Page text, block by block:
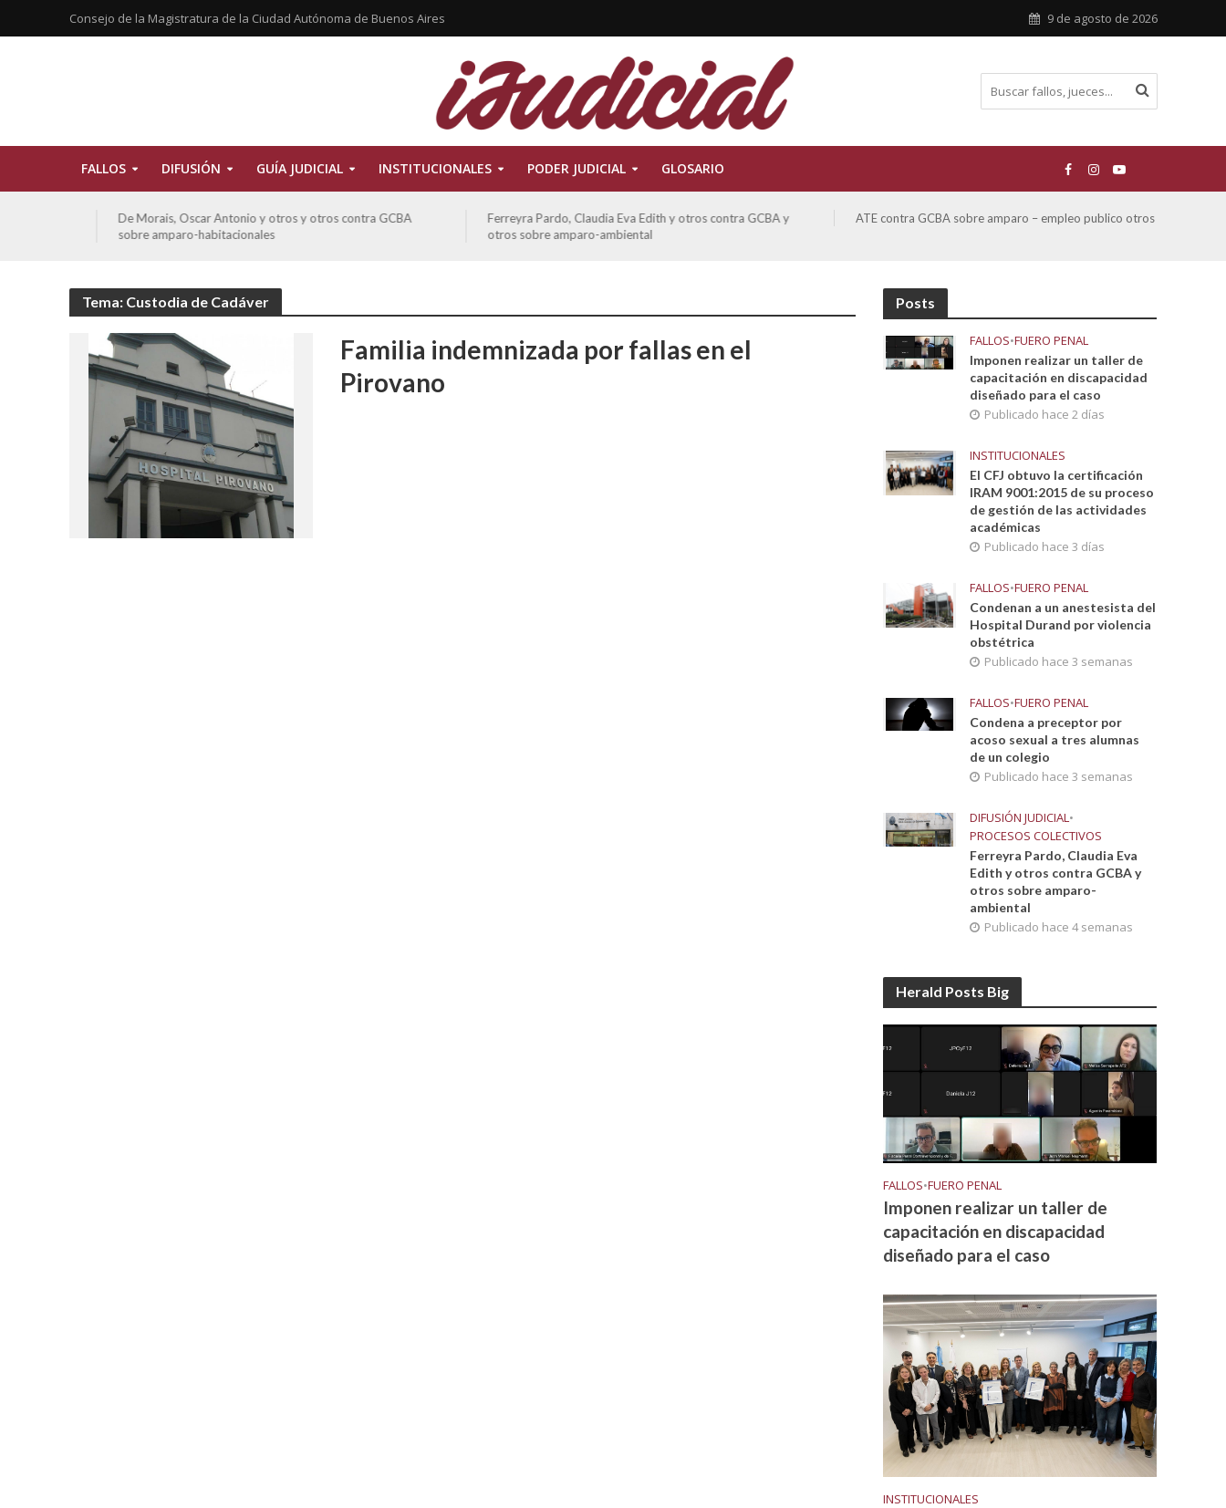
Consejo de la Magistratura de la Ciudad Autónoma de Buenos Aires 9 de agosto de 2026
FALLOS DIFUSIÓN GUÍA JUDICIAL INSTITUCIONALES PODER JUDICIAL GLOSARIO
De Morais, Oscar Antonio y otros y otros contra GCBA
sobre amparo-habitacionales
Ferreyra Pardo, Claudia Eva Edith y otros contra GCBA y
otros sobre amparo-ambiental
ATE contra GCBA sobre amparo – empleo publico otros
Tema: Custodia de Cadáver
Familia indemnizada por fallas en el
Pirovano
Posts
FALLOS•FUERO PENAL
Imponen realizar un taller de
capacitación en discapacidad
diseñado para el caso
Publicado hace 2 días
INSTITUCIONALES
El CFJ obtuvo la certificación
IRAM 9001:2015 de su proceso
de gestión de las actividades
académicas
Publicado hace 3 días
FALLOS•FUERO PENAL
Condenan a un anestesista del
Hospital Durand por violencia
obstétrica
Publicado hace 3 semanas
FALLOS•FUERO PENAL
Condena a preceptor por
acoso sexual a tres alumnas
de un colegio
Publicado hace 3 semanas
DIFUSIÓN JUDICIAL•
PROCESOS COLECTIVOS
Ferreyra Pardo, Claudia Eva
Edith y otros contra GCBA y
otros sobre amparo-
ambiental
Publicado hace 4 semanas
Herald Posts Big
FALLOS•FUERO PENAL
Imponen realizar un taller de
capacitación en discapacidad
diseñado para el caso
INSTITUCIONALES